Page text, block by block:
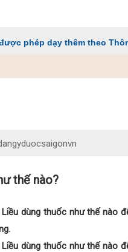
thêm theo Thông tư 29
thế nào?
dùng thuốc như thế nào
dùng thuốc như thế nào